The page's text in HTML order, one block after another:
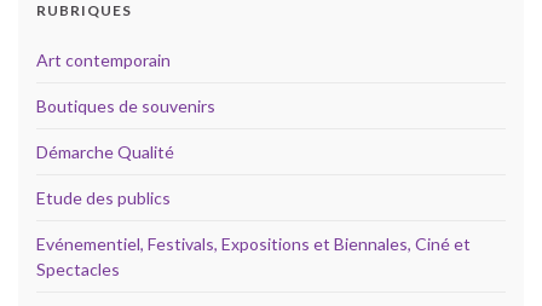
RUBRIQUES
Art contemporain
Boutiques de souvenirs
Démarche Qualité
Etude des publics
Evénementiel, Festivals, Expositions et Biennales, Ciné et
Spectacles